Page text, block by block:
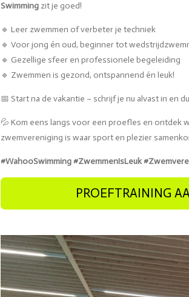
Swimming zit je goed!
🔹 Leer zwemmen of verbeter je techniek
🔹 Voor jong én oud, beginner tot
🔹 Gezellige sfeer en professionele begeleiding
🔹 Zwemmen is gezond, ontspannend én leuk!
📅 Start na de vakantie – schrijf je nu alvast in en
💦 Kom eens langs voor een proefles en ontdek
zwemvereniging is waar sport en plezier
#WahooSwimming #ZwemmenIsLeuk
PROEFTRAINING